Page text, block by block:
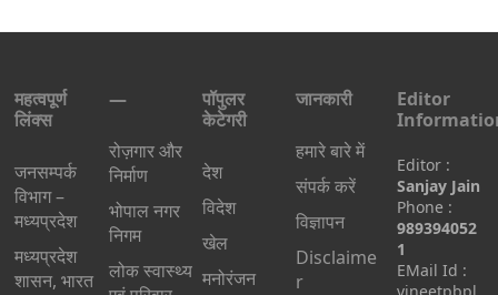
महत्वपूर्ण
लिंक्स
जनसम्पर्क
विभाग –
मध्यप्रदेश
मध्यप्रदेश
शासन, भारत
—
रोज़गार और
निर्माण
भोपाल नगर
निगम
लोक स्वास्थ्य
पॉपुलर
केटेगरी
देश
विदेश
खेल
मनोरंजन
जानकारी
हमारे बारे में
संपर्क करें
विज्ञापन
Disclaime
r
Editor
Editor :
Sanjay Jain
Phone :
989394052
1
EMail Id :